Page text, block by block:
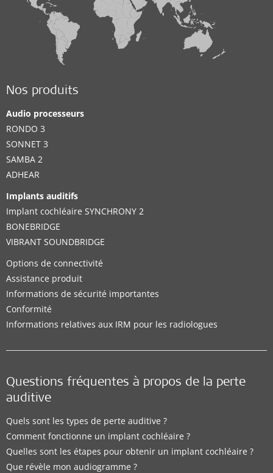
Nos produits
Audio processeurs
RONDO 3
SONNET 3
SAMBA 2
ADHEAR
Implants auditifs
Implant cochléaire SYNCHRONY 2
BONEBRIDGE
VIBRANT SOUNDBRIDGE
Options de connectivité
Assistance produit
Informations de sécurité importantes
Conformité
Informations relatives aux IRM pour les radiologues
Questions fréquentes à propos de la perte
auditive
Quels sont les types de perte auditive ?
Comment fonctionne un implant cochléaire ?
Quelles sont les étapes pour obtenir un implant cochléaire ?
Que révèle mon audiogramme ?